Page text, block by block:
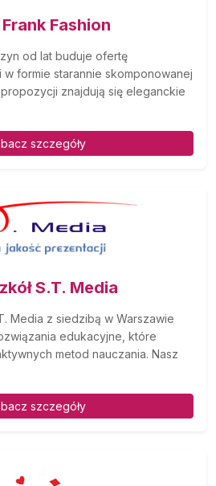
Fashion
od lat buduje ofertę
formie starannie skomponowanej
znajdują się eleganckie
szczegóły
S.T. Media
Media z siedzibą w Warszawie
edukacyjne, które
metod nauczania. Nasz
szczegóły